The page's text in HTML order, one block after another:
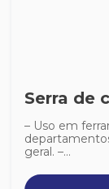
Serra de
– Uso em
geral. –...